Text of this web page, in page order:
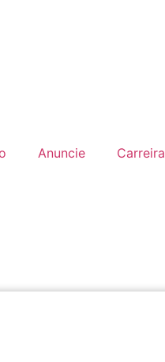
Anuncie Carreira